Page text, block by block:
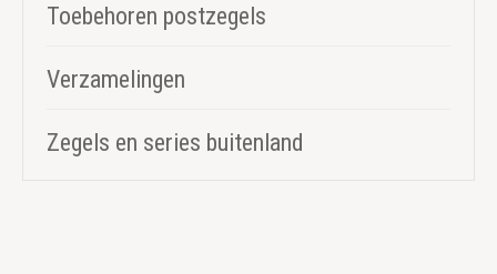
Toebehoren postzegels
Verzamelingen
Zegels en series buitenland